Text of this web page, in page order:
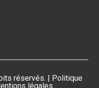
réservés. |
Politique
légales